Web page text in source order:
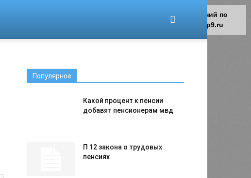
Популярное
Какой процент к пенсии
добавят пенсионерам мвд
П 12 закона о трудовых
пенсиях
Для любых предложений по
сайту: migrant-plus@cp9.ru